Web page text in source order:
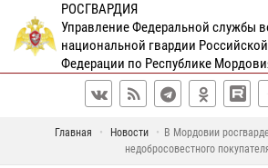
РОСГВАРДИЯ
Управление Федеральной службы
национальной гвардии Российской
Федерации по Республике
Главная Новости
В Мордовии
недобросовестного